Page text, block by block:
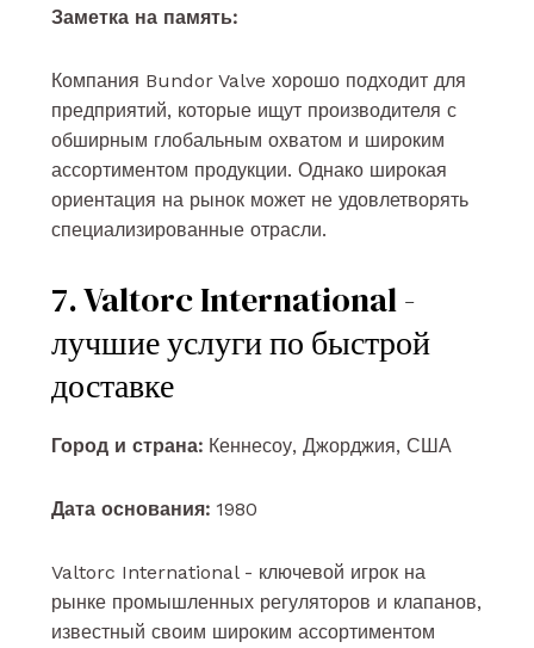
Заметка на память:
Компания Bundor Valve хорошо подходит для
предприятий, которые ищут производителя с
обширным глобальным охватом и широким
ассортиментом продукции. Однако широкая
ориентация на рынок может не удовлетворять
специализированные отрасли.
7. Valtorc International -
лучшие услуги по быстрой
доставке
Город и страна:Кеннесоу, Джорджия, США
Дата основания:1980
Valtorc International - ключевой игрок на
рынке промышленных регуляторов и клапанов,
известный своим широким ассортиментом